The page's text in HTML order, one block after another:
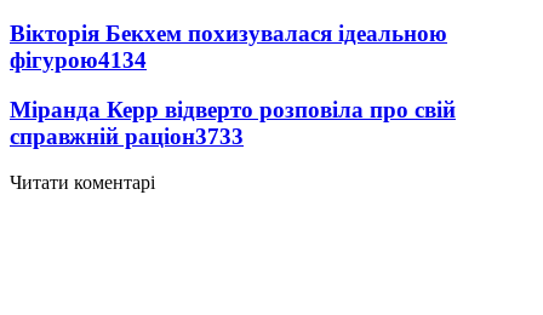
Вікторія Бекхем похизувалася ідеальною
фігурою4134
Міранда Керр відверто розповіла про свій
справжній раціон3733
Читати коментарі